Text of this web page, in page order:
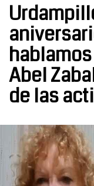
Abel
de las